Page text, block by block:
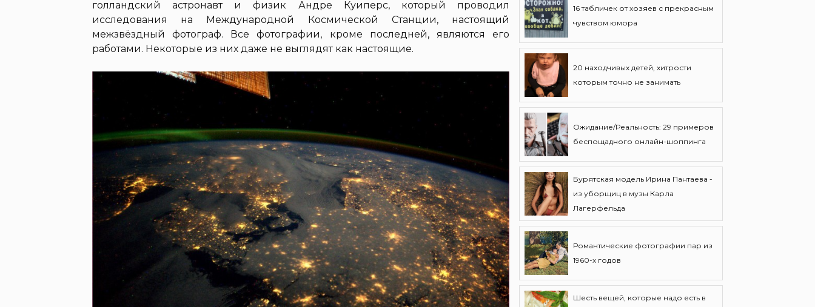
голландский астронавт и физик Андре Куиперс, который проводил
исследования на Международной Космической Станции, настоящий
межзвёздный фотограф. Все фотографии, кроме последней, являются его
работами. Некоторые из них даже не выглядят как настоящие.
16 табличек от хозяев с прекрасным
чувством юмора
20 находчивых детей, хитрости
которым точно не занимать
Ожидание/Реальность: 29 примеров
беспощадного онлайн-шоппинга
Бурятская модель Ирина Пантаева -
из уборщиц в музы Карла
Лагерфельда
Романтические фотографии пар из
1960-х годов
Шесть вещей, которые надо есть в